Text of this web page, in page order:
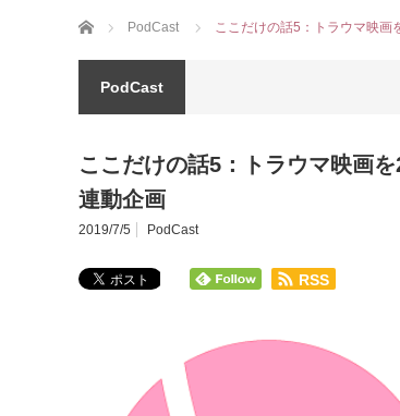
ホーム PodCast ここだけの話5：トラウマ映画
PodCast
ここだけの話5：トラウマ映画
連動企画
2019/7/5 PodCast
RSS